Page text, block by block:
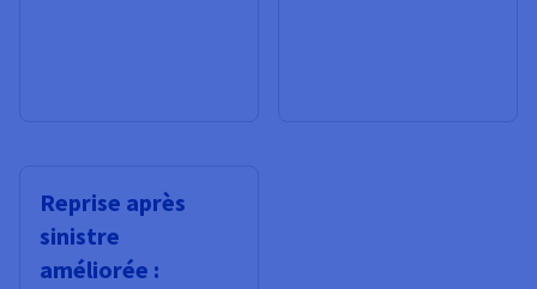
Reprise après
sinistre
améliorée :